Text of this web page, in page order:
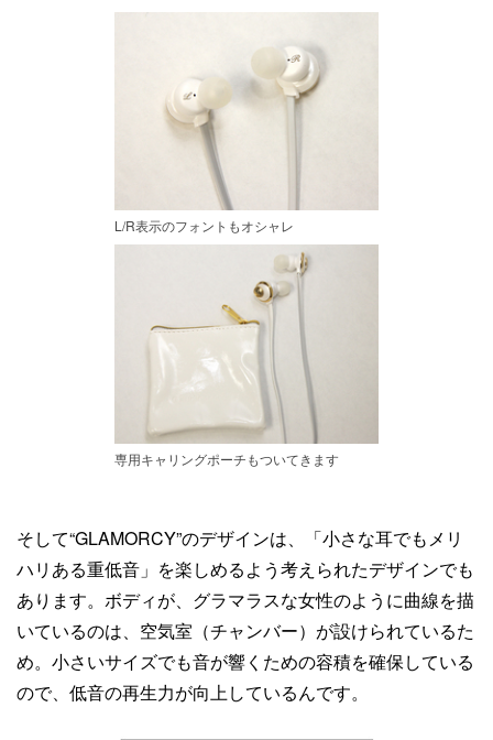
L/R表示のフォントもオシャレ
専用キャリングポーチもついてきます
そして“GLAMORCY”のデザインは、「小さな耳でもメリ
ハリある重低音」を楽しめるよう考えられたデザインでも
あります。ボディが、グラマラスな女性のように曲線を描
いているのは、空気室（チャンバー）が設けられているた
め。小さいサイズでも音が響くための容積を確保している
ので、低音の再生力が向上しているんです。